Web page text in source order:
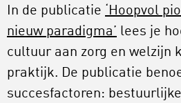
In de publicatie
‘Hoopvol
nieuw paradigma’ lees je
cultuur aan zorg en welzijn
praktijk. De publicatie
succesfactoren: